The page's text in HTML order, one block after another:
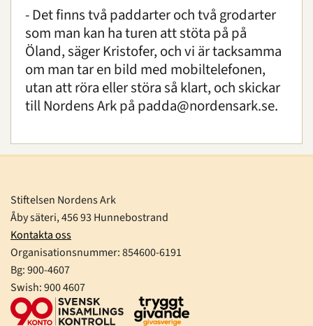
- Det finns två paddarter och två grodarter
som man kan ha turen att stöta på på
Öland, säger Kristofer, och vi är tacksamma
om man tar en bild med mobiltelefonen,
utan att röra eller störa så klart, och skickar
till Nordens Ark på padda@nordensark.se.
Stiftelsen Nordens Ark
Åby säteri, 456 93 Hunnebostrand
Kontakta oss
Organisationsnummer:854600-6191
Bg: 900-4607
Swish: 900 4607